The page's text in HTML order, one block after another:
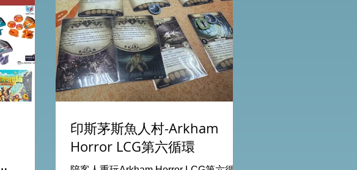
印斯茅斯魚人村-Arkham
Horror LCG第六循環